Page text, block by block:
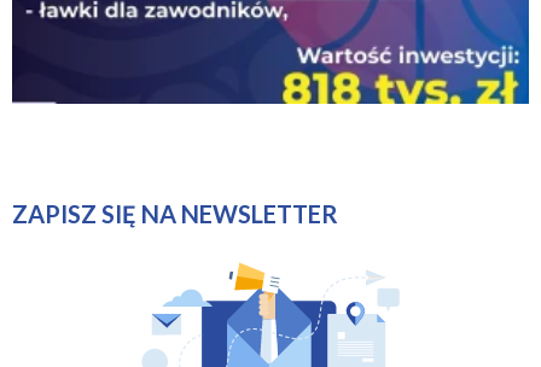
ZAPISZ SIĘ NA NEWSLETTER